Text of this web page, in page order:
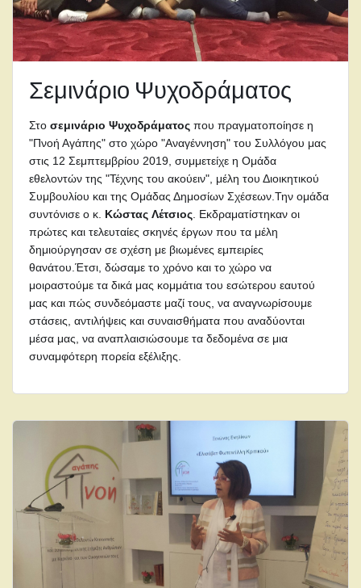
Σεμινάριο Ψυχοδράματος
Στο σεμινάριο Ψυχοδράματος που πραγματοποίησε η
"Πνοή Αγάπης" στο χώρο "Αναγέννηση" του Συλλόγου μας
στις 12 Σεμπτεμβρίου 2019, συμμετείχε η Ομάδα
εθελοντών της "Τέχνης του ακούειν", μέλη του Διοικητικού
Συμβουλίου και της Ομάδας Δημοσίων Σχέσεων.Την ομάδα
συντόνισε ο κ. Κώστας Λέτσιος . Εκδραματίστηκαν οι
πρώτες και τελευταίες σκηνές έργων που τα μέλη
δημιούργησαν σε σχέση με βιωμένες εμπειρίες
θανάτου.Έτσι, δώσαμε το χρόνο και το χώρο να
μοιραστούμε τα δικά μας κομμάτια του εσώτερου εαυτού
μας και πώς συνδεόμαστε μαζί τους, να αναγνωρίσουμε
στάσεις, αντιλήψεις και συναισθήματα που αναδύονται
μέσα μας, να αναπλαισιώσουμε τα δεδομένα σε μια
συναμφότερη πορεία εξέλιξης.